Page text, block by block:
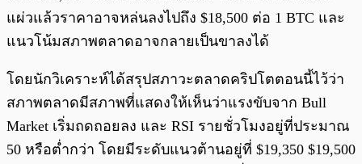
แผ่วแล้วราคาอาจหล่นลงไปถึง $18,500 ต่อ 1 BTC และ
แนวโน้มสภาพตลาดอาจกลายเป็นขาลงได้
โดยนักวิเคราะห์ได้สรุปสภาวะตลาดคริปโตตอนนี้ไว้ว่า
สภาพตลาดมีสภาพที่แสดงให้เห็นว่าแรงขับจาก Bull
Market เริ่มถดถอยลง และ RSI รายชั่วโมงอยู่ที่ประมาณ
50 หรือต่ำกว่า โดยมีระดับแนวต้านอยู่ที่ $19,350 $19,500